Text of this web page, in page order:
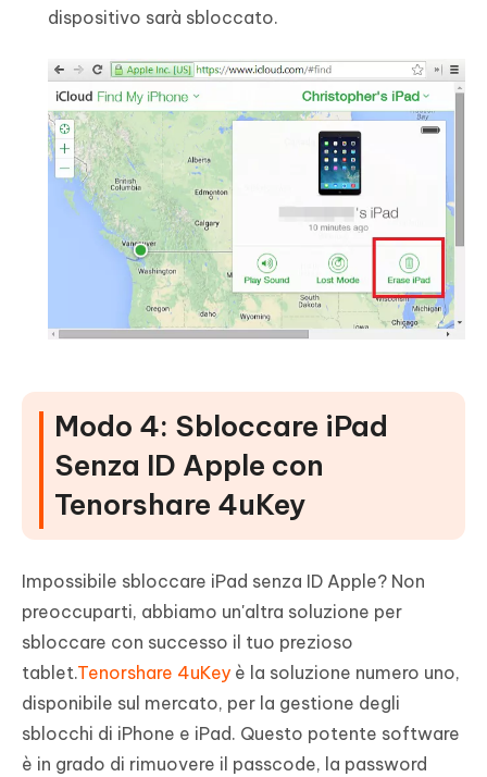
dispositivo sarà sbloccato.
Modo 4: Sbloccare iPad
Senza ID Apple con
Tenorshare 4uKey
Impossibile sbloccare iPad senza ID Apple? Non
preoccuparti, abbiamo un'altra soluzione per
sbloccare con successo il tuo prezioso
tablet.Tenorshare 4uKey è la soluzione numero uno,
disponibile sul mercato, per la gestione degli
sblocchi di iPhone e iPad. Questo potente software
è in grado di rimuovere il passcode, la password